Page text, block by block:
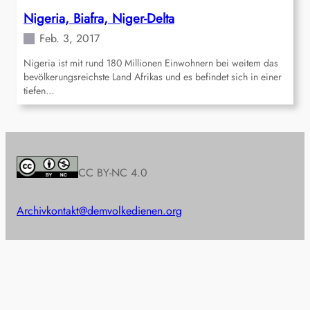
Nigeria, Biafra, Niger-Delta
Feb. 3, 2017
Nigeria ist mit rund 180 Millionen Einwohnern bei weitem das
bevölkerungsreichste Land Afrikas und es befindet sich in einer
tiefen…
CC BY-NC 4.0
Archivkontakt@demvolkedienen.org